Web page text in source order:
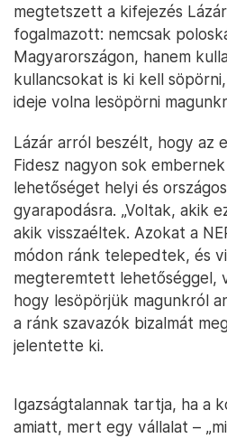
megtetszett a kifejezés
fogalmazott: nemcsak
Magyarországon, hanem
kullancsokat is ki kell
ideje volna lesöpörni
Lázár arról beszélt, hogy az
Fidesz nagyon sok
lehetőséget helyi és
gyarapodásra. „Voltak, akik
akik visszaéltek. Azokat a
módon ránk telepedtek, és
megteremtett lehetőséggel,
hogy lesöpörjük magunkról
a ránk szavazók bizalmát
jelentette ki.
Igazságtalannak tartja, ha a
amiatt, mert egy vállalat –